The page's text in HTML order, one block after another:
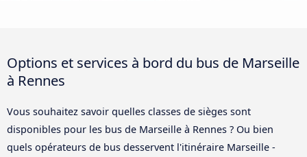
Options et services à bord du bus de Marseille
à Rennes
Vous souhaitez savoir quelles classes de sièges sont
disponibles pour les bus de Marseille à Rennes ? Ou bien
quels opérateurs de bus desservent l'itinéraire Marseille -